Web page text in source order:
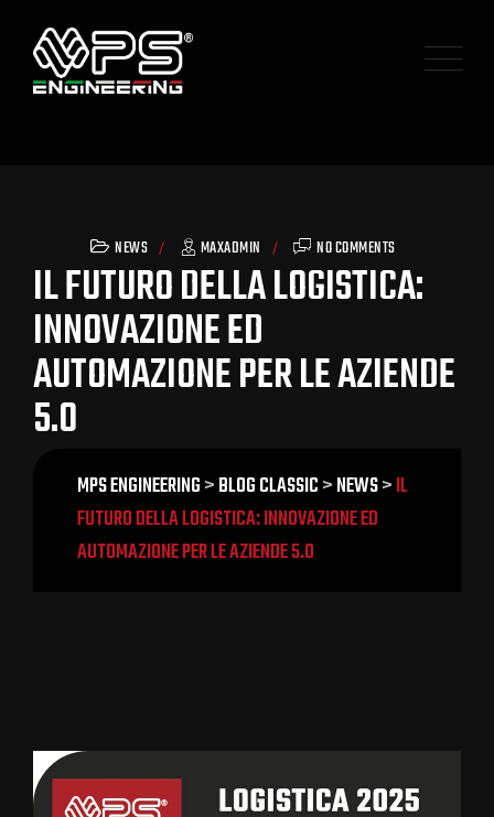
NEWS MAXADMIN NO COMMENTS
IL FUTURO DELLA LOGISTICA:
INNOVAZIONE ED
AUTOMAZIONE PER LE AZIENDE
5.0
MPS ENGINEERING>BLOG CLASSIC>NEWS>IL
FUTURO DELLA LOGISTICA: INNOVAZIONE ED
AUTOMAZIONE PER LE AZIENDE 5.0